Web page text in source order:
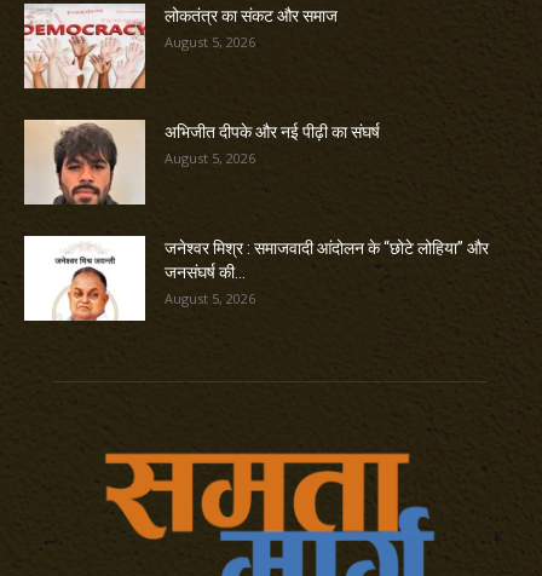
लोकतंत्र का संकट और समाज
August 5, 2026
अभिजीत दीपके और नई पीढ़ी का संघर्ष
August 5, 2026
जनेश्वर मिश्र : समाजवादी आंदोलन के “छोटे लोहिया” और
जनसंघर्ष की...
August 5, 2026